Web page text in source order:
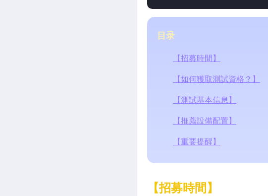
目录
【招募時間】
【如何獲取測試資格？】
【測試基本信息】
【推薦設備配置】
【重要提醒】
【招募時間】